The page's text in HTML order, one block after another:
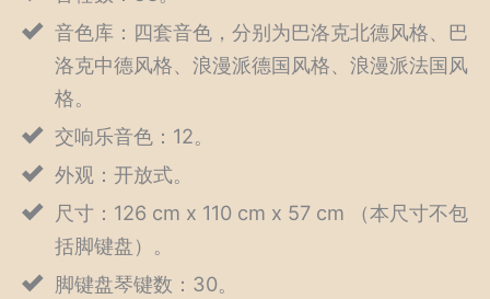
音色库：四套音色，分别为巴洛克北德风格、巴
洛克中德风格、浪漫派德国风格、浪漫派法国风
格。
交响乐音色：12。
外观：开放式。
尺寸：126 cm x 110 cm x 57 cm （本尺寸不包
括脚键盘）。
脚键盘琴键数：30。